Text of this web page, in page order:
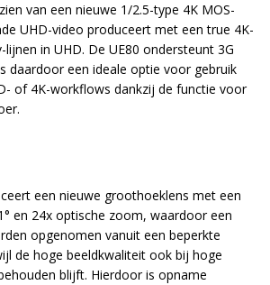
van een nieuwe 1/2.5-type 4K MOS-
UHD-video produceert met een true 4K-
in UHD. De UE80 ondersteunt 3G
daardoor een ideale optie voor gebruik
of 4K-workflows dankzij de functie voor
een nieuwe groothoeklens met een
en 24x optische zoom, waardoor een
opgenomen vanuit een beperkte
de hoge beeldkwaliteit ook bij hoge
blijft. Hierdoor is opname